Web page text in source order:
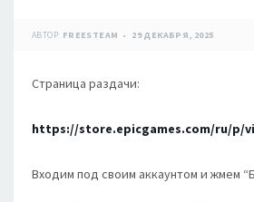
АВТОР: FREESTEAM 29 ДЕКАБРЯ, 2025
Страница раздачи:
https://store.epicgames.com/ru/p/
Входим под своим аккаунтом и жмем